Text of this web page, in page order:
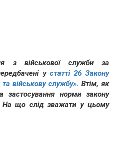
з військової служби за
у статті 26 Закону
військову службу». Втім, як
застосування норми закону
На що слід зважати у цьому